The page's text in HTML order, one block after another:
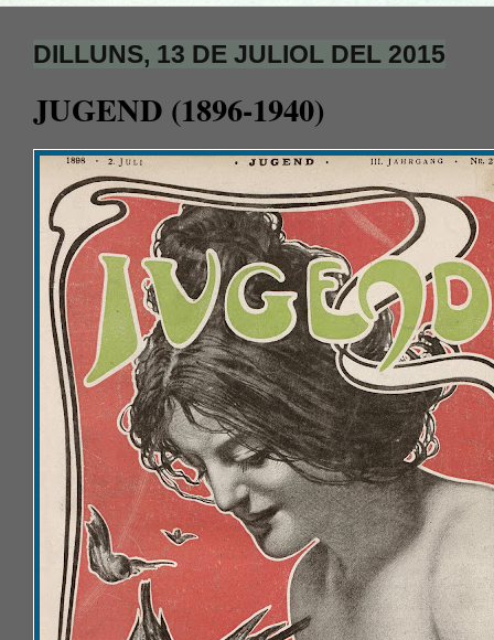
DILLUNS, 13 DE JULIOL DEL 2015
JUGEND (1896-1940)